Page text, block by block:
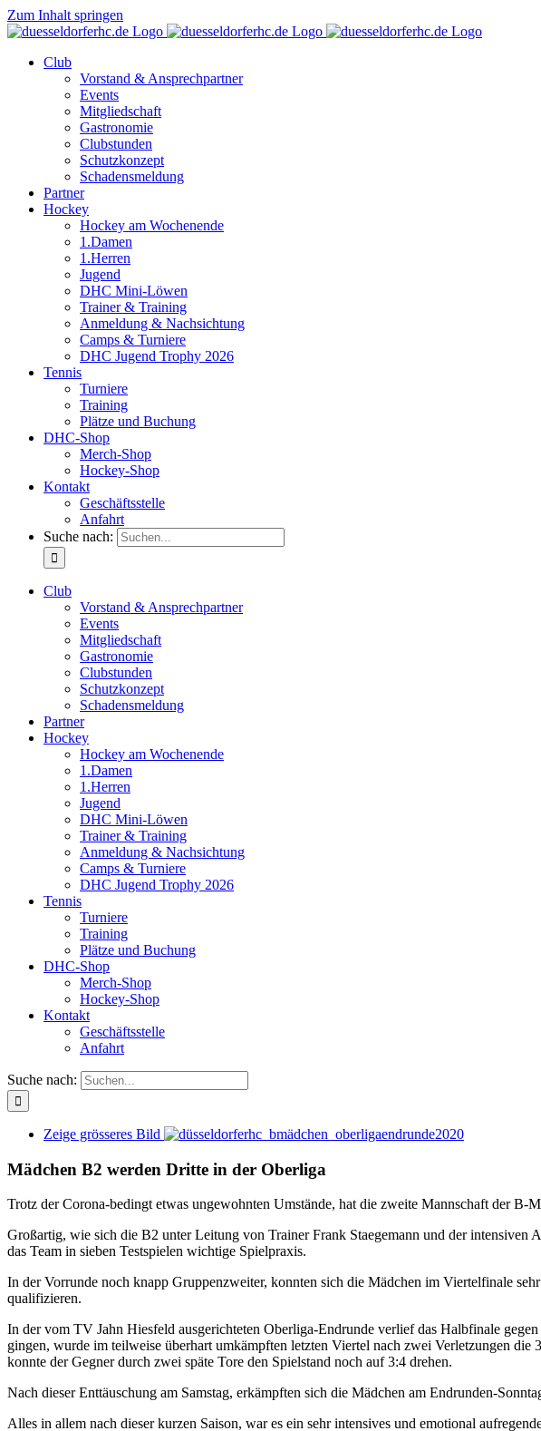
Zum Inhalt springen
Club
Vorstand & Ansprechpartner
Events
Mitgliedschaft
Gastronomie
Clubstunden
Schutzkonzept
Schadensmeldung
Partner
Hockey
Hockey am Wochenende
1.Damen
1.Herren
Jugend
DHC Mini-Löwen
Trainer & Training
Anmeldung & Nachsichtung
Camps & Turniere
DHC Jugend Trophy 2026
Tennis
Turniere
Training
Plätze und Buchung
DHC-Shop
Merch-Shop
Hockey-Shop
Kontakt
Geschäftsstelle
Anfahrt
Suche nach:
Club
Vorstand & Ansprechpartner
Events
Mitgliedschaft
Gastronomie
Clubstunden
Schutzkonzept
Schadensmeldung
Partner
Hockey
Hockey am Wochenende
1.Damen
1.Herren
Jugend
DHC Mini-Löwen
Trainer & Training
Anmeldung & Nachsichtung
Camps & Turniere
DHC Jugend Trophy 2026
Tennis
Turniere
Training
Plätze und Buchung
DHC-Shop
Merch-Shop
Hockey-Shop
Kontakt
Geschäftsstelle
Anfahrt
Suche nach:
Zeige grösseres Bild
Mädchen B2 werden Dritte in der Oberliga
Trotz der Corona-bedingt etwas ungewohnten Umstände, hat die zweite Mannschaft der B-
Großartig, wie sich die B2 unter Leitung von Trainer Frank Staegemann und der
das Team in sieben Testspielen wichtige Spielpraxis.
In der Vorrunde noch knapp Gruppenzweiter, konnten sich die Mädchen im Viertelfinale
qualifizieren.
In der vom TV Jahn Hiesfeld ausgerichteten Oberliga-Endrunde verlief das Halbfinale
gingen, wurde im teilweise überhart umkämpften letzten Viertel nach zwei Verletzungen
konnte der Gegner durch zwei späte Tore den Spielstand noch auf 3:4 drehen.
Nach dieser Enttäuschung am Samstag, erkämpften sich die Mädchen am Endrunden-
Alles in allem nach dieser kurzen Saison, war es ein sehr intensives und emotional